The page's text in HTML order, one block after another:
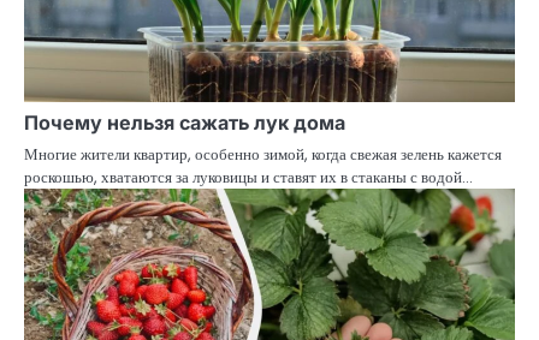
Почему нельзя сажать лук дома
Многие жители квартир, особенно зимой, когда свежая зелень кажется
роскошью, хватаются за луковицы и ставят их в стаканы с водой…